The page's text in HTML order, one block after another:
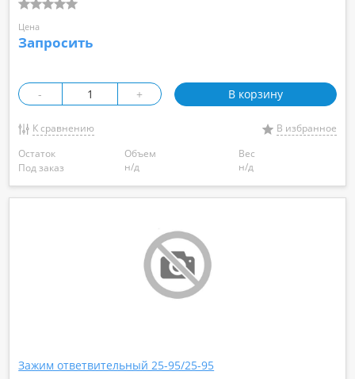
Цена
Запросить
- + В корзину
К сравнению
В избранное
Остаток
Под заказ
Объем
н/д
Вес
н/д
Зажим ответвительный 25-95/25-95